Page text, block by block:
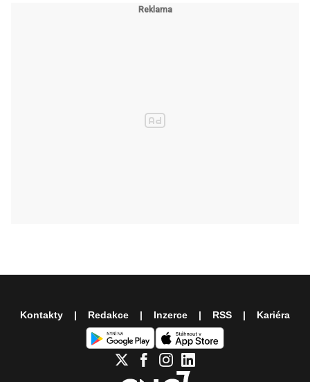
Kontakty Redakce Inzerce RSS Kariéra